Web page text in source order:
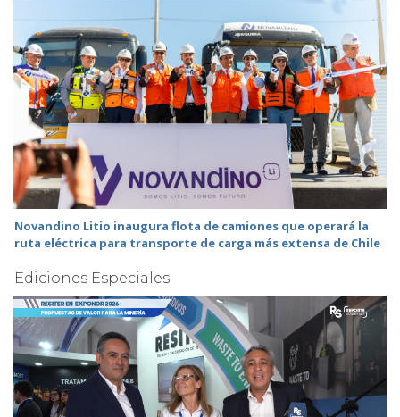
Novandino Litio inaugura flota de camiones que operará la
ruta eléctrica para transporte de carga más extensa de Chile
Ediciones Especiales